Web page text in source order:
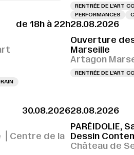
RENTRÉE DE L'ART
PERFORMANCES
de 18h à 22h28.08.2026
Ouverture
Marseille
Artagon
RENTRÉE DE L'ART
30.08.2026
⎪Centre de la
28.08.2026
PARÉIDOLIE,
Dessin
Château de